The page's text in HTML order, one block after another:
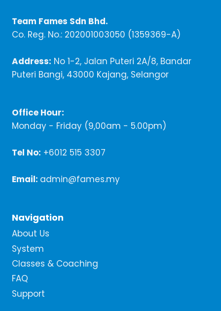
Team Fames Sdn Bhd.
Co. Reg. No.: 202001003050 (1359369-A)
Address: No 1-2, Jalan Puteri 2A/8, Bandar
Puteri Bangi, 43000 Kajang, Selangor
Office Hour:
Monday - Friday (9,00am - 5.00pm)
Tel No: +6012 515 3307
Email: admin@fames.my
Navigation
About Us
System
Classes & Coaching
FAQ
Support